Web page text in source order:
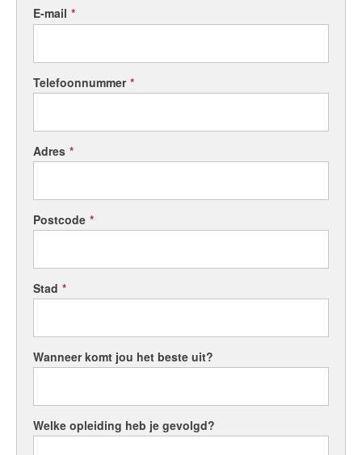
E-mail *
Telefoonnummer *
Adres *
Postcode *
Stad *
Wanneer komt jou het beste uit?
Welke opleiding heb je gevolgd?